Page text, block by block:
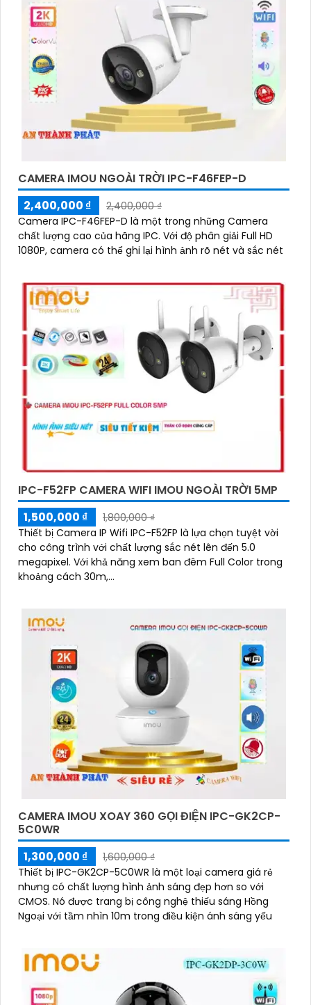
CAMERA IMOU NGOÀI TRỜI IPC-F46FEP-D
2,400,000 ₫
2,400,000 ₫
Camera IPC-F46FEP-D là một trong những Camera
chất lượng cao của hãng IPC. Với độ phân giải Full HD
1080P, camera có thể ghi lại hình ảnh rõ nét và sắc nét
IPC-F52FP CAMERA WIFI IMOU NGOÀI TRỜI 5MP
1,500,000 ₫
1,800,000 ₫
Thiết bị Camera IP Wifi IPC-F52FP là lựa chọn tuyệt vời
cho công trình với chất lượng sắc nét lên đến 5.0
megapixel. Với khả năng xem ban đêm Full Color trong
khoảng cách 30m,...
CAMERA IMOU XOAY 360 GỌI ĐIỆN IPC-GK2CP-
5C0WR
1,300,000 ₫
1,600,000 ₫
Thiết bị IPC-GK2CP-5C0WR là một loại camera giá rẻ
nhưng có chất lượng hình ảnh sáng đẹp hơn so với
CMOS. Nó được trang bị công nghệ thiếu sáng Hồng
Ngoại với tầm nhìn 10m trong điều kiện ánh sáng yếu